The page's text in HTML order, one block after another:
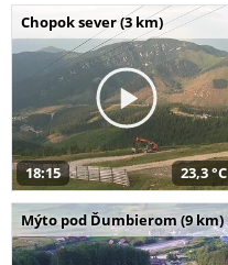
Chopok sever (3 km)
18:15 23,3 °C
Mýto pod Ďumbierom (9 km)